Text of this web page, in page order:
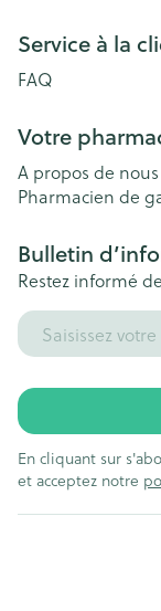
Service à la
FAQ
Votre
A propos de nous
Pharmacien de
Bulletin
Restez informé
Adresse mail
En cliquant sur
et acceptez notre